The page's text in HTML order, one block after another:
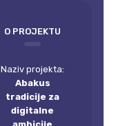
O PROJEKTU
Naziv projekta:
Abakus
tradicije za
digitalne